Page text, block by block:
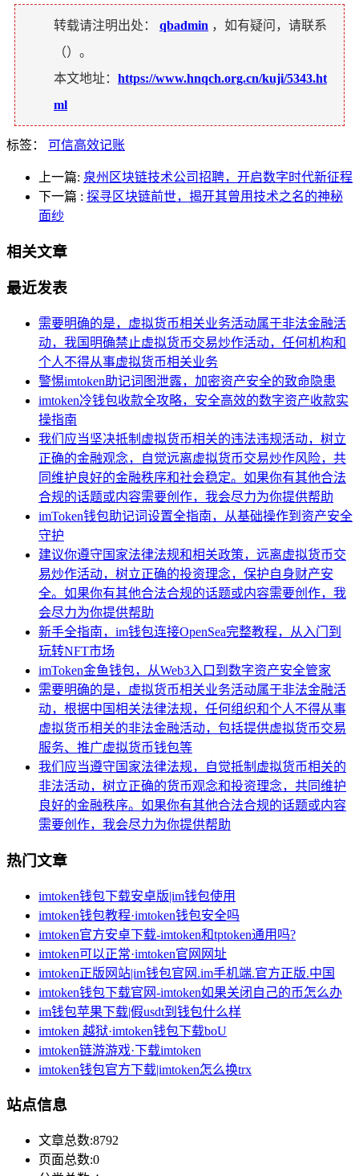
转载请注明出处： qbadmin ，如有疑问，请联系
（）。
本文地址： https://www.hnqch.org.cn/kuji/5343.ht
ml
标签： 可信高效记账
上一篇: 泉州区块链技术公司招聘，开启数字时代新征程
下一篇 : 探寻区块链前世，揭开其曾用技术之名的神秘
面纱
相关文章
最近发表
需要明确的是，虚拟货币相关业务活动属于非法金融活
动，我国明确禁止虚拟货币交易炒作活动，任何机构和
个人不得从事虚拟货币相关业务
警惕imtoken助记词图泄露，加密资产安全的致命隐患
imtoken冷钱包收款全攻略，安全高效的数字资产收款实
操指南
我们应当坚决抵制虚拟货币相关的违法违规活动，树立
正确的金融观念，自觉远离虚拟货币交易炒作风险，共
同维护良好的金融秩序和社会稳定。如果你有其他合法
合规的话题或内容需要创作，我会尽力为你提供帮助
imToken钱包助记词设置全指南，从基础操作到资产安全
守护
建议你遵守国家法律法规和相关政策，远离虚拟货币交
易炒作活动，树立正确的投资理念，保护自身财产安
全。如果你有其他合法合规的话题或内容需要创作，我
会尽力为你提供帮助
新手全指南，im钱包连接OpenSea完整教程，从入门到
玩转NFT市场
imToken金鱼钱包，从Web3入口到数字资产安全管家
需要明确的是，虚拟货币相关业务活动属于非法金融活
动，根据中国相关法律法规，任何组织和个人不得从事
虚拟货币相关的非法金融活动，包括提供虚拟货币交易
服务、推广虚拟货币钱包等
我们应当遵守国家法律法规，自觉抵制虚拟货币相关的
非法活动，树立正确的货币观念和投资理念，共同维护
良好的金融秩序。如果你有其他合法合规的话题或内容
需要创作，我会尽力为你提供帮助
热门文章
imtoken钱包下载安卓版|im钱包使用
imtoken钱包教程·imtoken钱包安全吗
imtoken官方安卓下载-imtoken和tptoken通用吗?
imtoken可以正常·imtoken官网网址
imtoken正版网站|im钱包官网.im手机端.官方正版.中国
imtoken钱包下载官网-imtoken如果关闭自己的币怎么办
im钱包苹果下载|假usdt到钱包什么样
imtoken 越狱·imtoken钱包下载boU
imtoken链游游戏·下载imtoken
imtoken钱包官方下载|imtoken怎么换trx
站点信息
文章总数:8792
页面总数:0